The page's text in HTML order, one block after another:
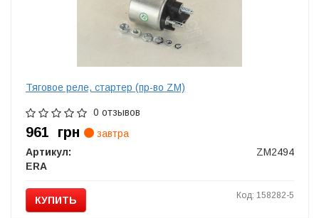
Тяговое реле, стартер (пр-во ZM)
0 отзывов
961 грн
завтра
Артикул:
ZM2494
ERA
КУПИТЬ Код: 158282-5